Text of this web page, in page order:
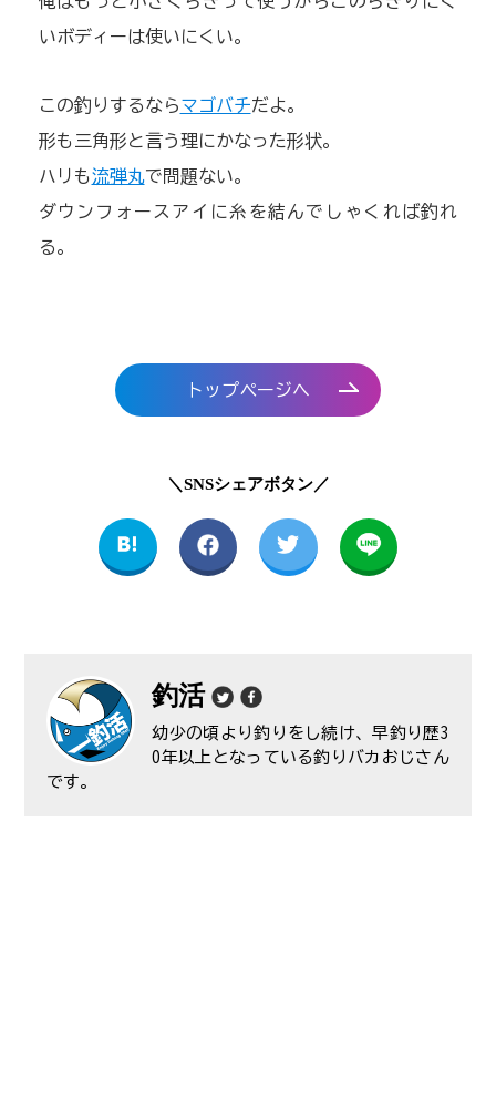
いボディーは使いにくい。
この釣りするならマゴバチだよ。
形も三角形と言う理にかなった形状。
ハリも流弾丸で問題ない。
ダウンフォースアイに糸を結んでしゃくれば釣れ
る。
トップページへ
＼SNSシェアボタン／
釣活
幼少の頃より釣りをし続け、早釣り歴3
0年以上となっている釣りバカおじさん
です。